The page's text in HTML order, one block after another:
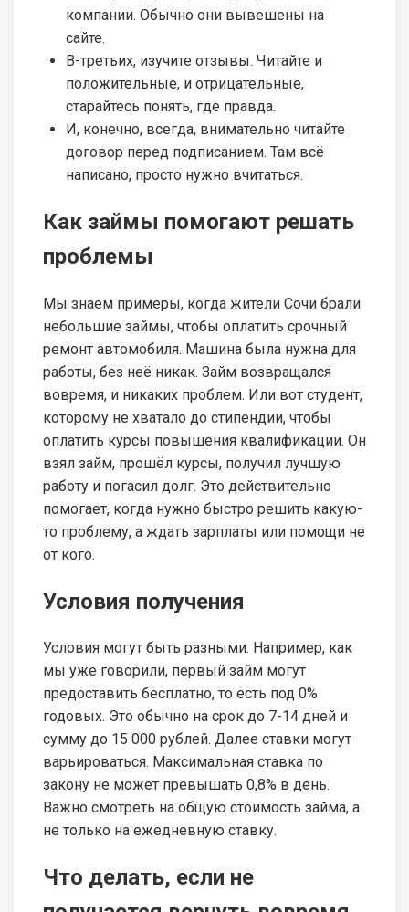
компании. Обычно они вывешены на
сайте.
В-третьих, изучите отзывы. Читайте и
положительные, и отрицательные,
старайтесь понять, где правда.
И, конечно, всегда, внимательно читайте
договор перед подписанием. Там всё
написано, просто нужно вчитаться.
Как займы помогают решать
проблемы
Мы знаем примеры, когда жители Сочи брали
небольшие займы, чтобы оплатить срочный
ремонт автомобиля. Машина была нужна для
работы, без неё никак. Займ возвращался
вовремя, и никаких проблем. Или вот студент,
которому не хватало до стипендии, чтобы
оплатить курсы повышения квалификации. Он
взял займ, прошёл курсы, получил лучшую
работу и погасил долг. Это действительно
помогает, когда нужно быстро решить какую-
то проблему, а ждать зарплаты или помощи не
от кого.
Условия получения
Условия могут быть разными. Например, как
мы уже говорили, первый займ могут
предоставить бесплатно, то есть под 0%
годовых. Это обычно на срок до 7-14 дней и
сумму до 15 000 рублей. Далее ставки могут
варьироваться. Максимальная ставка по
закону не может превышать 0,8% в день.
Важно смотреть на общую стоимость займа, а
не только на ежедневную ставку.
Что делать, если не